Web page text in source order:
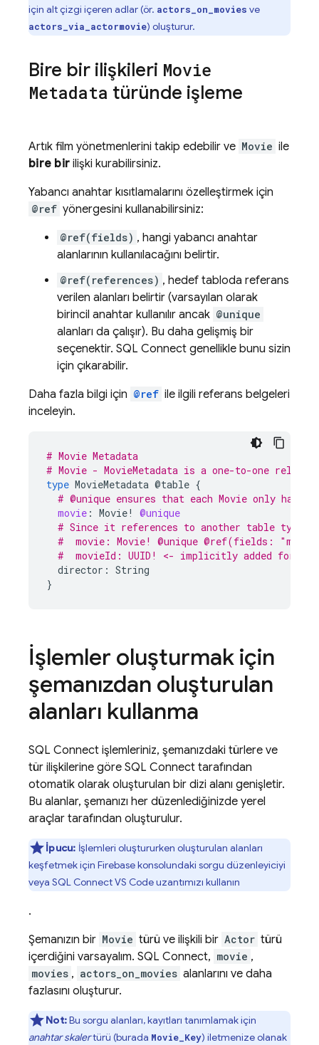
için alt çizgi içeren adlar (ör. actors_on_movies ve
actors_via_actormovie) oluşturur.
Bire bir ilişkileri Movie
Metadata türünde işleme
Artık film yönetmenlerini takip edebilir ve Movie ile
bire bir ilişki kurabilirsiniz.
Yabancı anahtar kısıtlamalarını özelleştirmek için
@ref yönergesini kullanabilirsiniz:
@ref(fields) , hangi yabancı anahtar
alanlarının kullanılacağını belirtir.
@ref(references) , hedef tabloda referans
verilen alanları belirtir (varsayılan olarak
birincil anahtar kullanılır ancak @unique
alanları da çalışır). Bu daha gelişmiş bir
seçenektir. SQL Connect genellikle bunu sizin
için çıkarabilir.
Daha fazla bilgi için @ref ile ilgili referans belgeleri
inceleyin.
# Movie Metadata
# Movie - MovieMetadata is a one-to-one
type MovieMetadata @table {
# @unique ensures that each Movie only has
movie : Movie!
@unique
# Since it references to another table type,
#  movie: Movie! @unique @ref(fields:
#  movieId: UUID! <- implicitly added
director: String
}
İşlemler oluşturmak için
şemanızdan oluşturulan
alanları kullanma
SQL Connect işlemleriniz, şemanızdaki türlere ve
tür ilişkilerine göre SQL Connect tarafından
otomatik olarak oluşturulan bir dizi alanı genişletir.
Bu alanlar, şemanızı her düzenlediğinizde yerel
araçlar tarafından oluşturulur.
İpucu: İşlemleri oluştururken oluşturulan alanları
keşfetmek için Firebasekonsolundaki sorgu düzenleyiciyi
veya SQL Connect VS Code uzantımızı kullanın
.
Şemanızın bir Movie türü ve ilişkili bir Actor türü
içerdiğini varsayalım. SQL Connect, movie ,
movies , actors_on_movies alanlarını ve daha
fazlasını oluşturur.
Not:Bu sorgu alanları, kayıtları tanımlamak için
anahtar skalertürü (burada Movie_Key) iletmenize olanak